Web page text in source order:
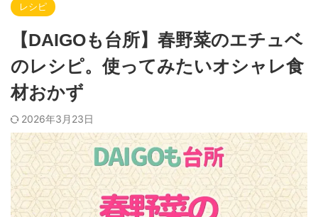
レシピ
【DAIGOも台所】春野菜のエチュベ
のレシピ。使ってみたいオシャレ食
材おかず
2026年3月23日